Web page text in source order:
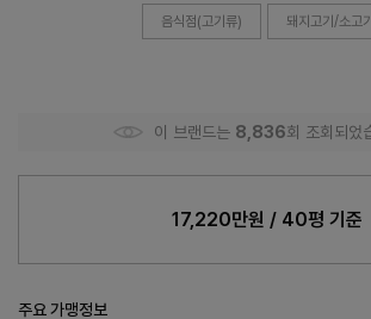
음식점(고기류) 돼지고기/소고기
이 브랜드는 8,836회 조회되었
17,220만원 / 40평 기준
주요 가맹정보